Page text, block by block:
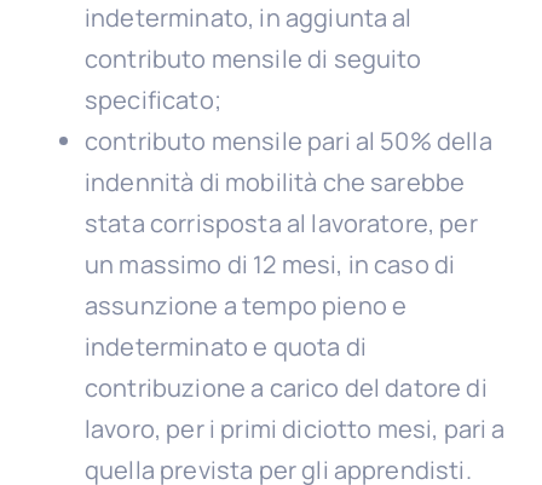
indeterminato, in aggiunta al
contributo mensile di seguito
specificato;
contributo mensile pari al 50% della
indennità di mobilità che sarebbe
stata corrisposta al lavoratore, per
un massimo di 12 mesi, in caso di
assunzione a tempo pieno e
indeterminato e quota di
contribuzione a carico del datore di
lavoro, per i primi diciotto mesi, pari a
quella prevista per gli apprendisti.